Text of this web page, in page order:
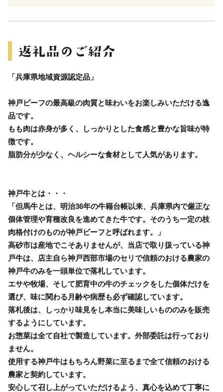
「兵庫県地域資源認定品」
神戸ビーフの最高級の肉質と味わいをお楽しみいただける逸
品です。
もも肉は赤身が多く、しっかりとした食感と豊かな旨味が特
徴です。
脂肪分が少なく、ヘルシーな食材として人気があります。
神戸牛とは・・・
「但馬牛とは、明治36年の牛籍台帳以来、兵庫県内で厳正な
個体管理や育種改良を進めてきた牛です。そのうち一定の枝
肉格付けのものが神戸ビーフと呼ばれます。」
高砂市は産地でこそありませんが、当店で取り扱っている神
戸牛は、店主自ら神戸西部市場のセリで信頼のおける農家の
神戸牛のみを一頭単位で落札しています。
エサや牧場、そして肥育中の牛のチェックをした個体だけを
選び、味に関わる月齢や病歴も必ず確認しています。
落札後は、しっかり味見をし本当に美味しいもののみを販売
するようにしています。
お惣菜は全て自社で製造しています。外部委託は行っており
ません。
使用する神戸牛はもちろん野菜に至るまで全て信頼のおける
農家と契約しています。
安心して召し上がっていただけるよう、真心を込めて丁寧に